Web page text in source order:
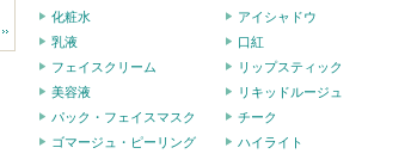
化粧水
乳液
フェイスクリーム
美容液
パック・フェイスマスク
ゴマージュ・ピーリング
アイシャドウ
口紅
リップスティック
リキッドルージュ
チーク
ハイライト